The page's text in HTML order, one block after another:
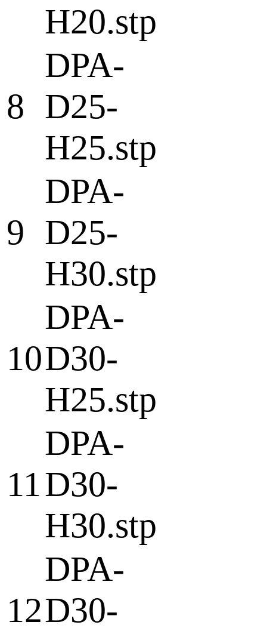
H20.stp
8
DPA-
D25-
H25.stp
9
DPA-
D25-
H30.stp
10
DPA-
D30-
H25.stp
11
DPA-
D30-
H30.stp
12
DPA-
D30-